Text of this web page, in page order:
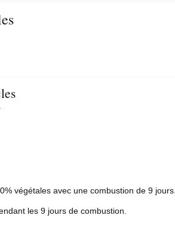
végétales avec une combustion de 9 jours.
les 9 jours de combustion.